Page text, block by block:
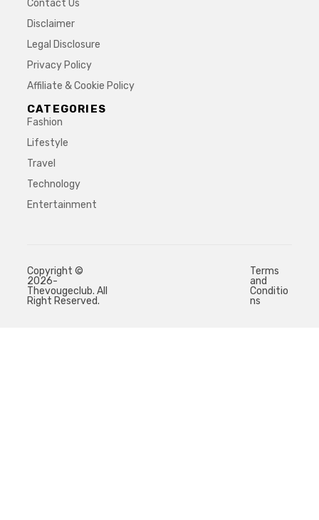
Contact Us
Disclaimer
Legal Disclosure
Privacy Policy
Affiliate & Cookie Policy
CATEGORIES
Fashion
Lifestyle
Travel
Technology
Entertainment
Copyright ©
2026-
Thevougeclub. All
Right Reserved.
Terms
and
Conditio
ns